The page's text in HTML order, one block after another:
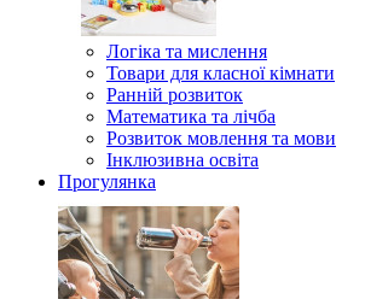
Логіка та мислення
Товари для класної кімнати
Ранній розвиток
Математика та лічба
Розвиток мовлення та мови
Інклюзивна освіта
Прогулянка